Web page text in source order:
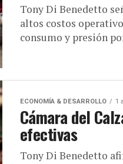
Tony Di Benedetto
altos costos
consumo y presión
ECONOMÍA & DESARROLLO 1
Cámara del
efectivas
Tony Di Benedetto